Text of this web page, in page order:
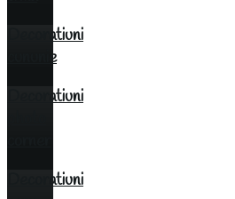
Decoratiuni
cununie
Decoratiuni
Decoratiuni